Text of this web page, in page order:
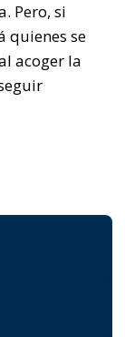
Pero, si
quienes se
acoger la